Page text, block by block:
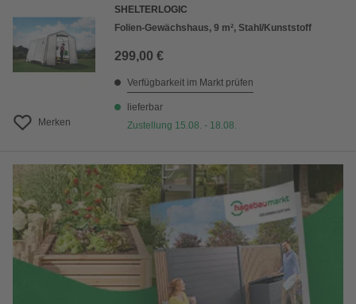
Merken
SHELTERLOGIC
Folien-Gewächshaus, 9 m², Stahl/Kunststoff
299,00 €
Verfügbarkeit im Markt prüfen
lieferbar
Zustellung 15.08. - 18.08.